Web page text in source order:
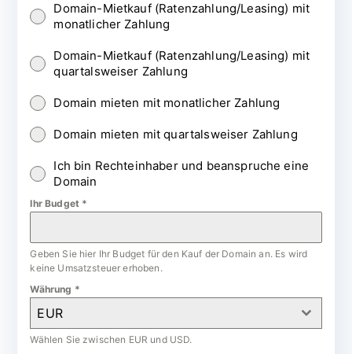
Domain-Mietkauf (Ratenzahlung/Leasing) mit
monatlicher Zahlung
Domain-Mietkauf (Ratenzahlung/Leasing) mit
quartalsweiser Zahlung
Domain mieten mit monatlicher Zahlung
Domain mieten mit quartalsweiser Zahlung
Ich bin Rechteinhaber und beanspruche eine
Domain
Ihr Budget *
Geben Sie hier Ihr Budget für den Kauf der Domain an. Es wird
keine Umsatzsteuer erhoben.
Währung *
EUR
Wählen Sie zwischen EUR und USD.